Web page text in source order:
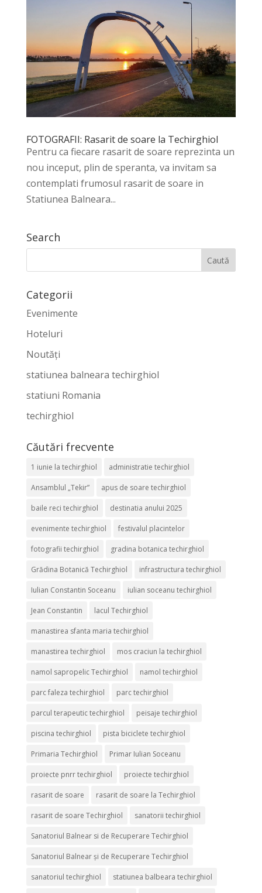
FOTOGRAFII: Rasarit de soare la Techirghiol
Pentru ca fiecare rasarit de soare reprezinta un
nou inceput, plin de speranta, va invitam sa
contemplati frumosul rasarit de soare in
Statiunea Balneara...
Search
Categorii
Evenimente
Hoteluri
Noutăți
statiunea balneara techirghiol
statiuni Romania
techirghiol
Căutări frecvente
1 iunie la techirghiol administratie techirghiol
Ansamblul „Tekir” apus de soare techirghiol
baile reci techirghiol destinatia anului 2025
evenimente techirghiol festivalul placintelor
fotografii techirghiol gradina botanica techirghiol
Grădina Botanică Techirghiol infrastructura techirghiol
Iulian Constantin Soceanu iulian soceanu techirghiol
Jean Constantin lacul Techirghiol
manastirea sfanta maria techirghiol
manastirea techirghiol mos craciun la techirghiol
namol sapropelic Techirghiol namol techirghiol
parc faleza techirghiol parc techirghiol
parcul terapeutic techirghiol peisaje techirghiol
piscina techirghiol pista biciclete techirghiol
Primaria Techirghiol Primar Iulian Soceanu
proiecte pnrr techirghiol proiecte techirghiol
rasarit de soare rasarit de soare la Techirghiol
rasarit de soare Techirghiol sanatorii techirghiol
Sanatoriul Balnear si de Recuperare Techirghiol
Sanatoriul Balnear și de Recuperare Techirghiol
sanatoriul techirghiol statiunea balbeara techirghiol